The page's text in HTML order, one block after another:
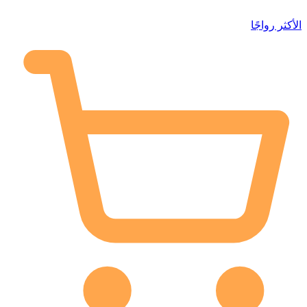
الأكثر رواجًا